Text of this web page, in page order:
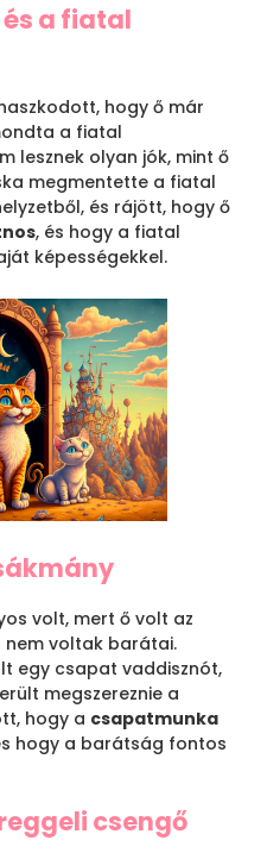
a fiatal
hogy ő már
a fiatal
lesznek olyan jók, mint ő
megmentette a fiatal
és rájött, hogy ő
, és hogy a fiatal
képességekkel.
volt, mert ő volt az
nem voltak barátai.
egy csapat vaddisznót,
megszereznie a
hogy a csapatmunka
hogy a barátság fontos
csengő